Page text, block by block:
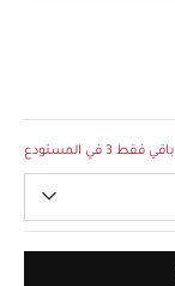
باقي فقط 3 في المستودع